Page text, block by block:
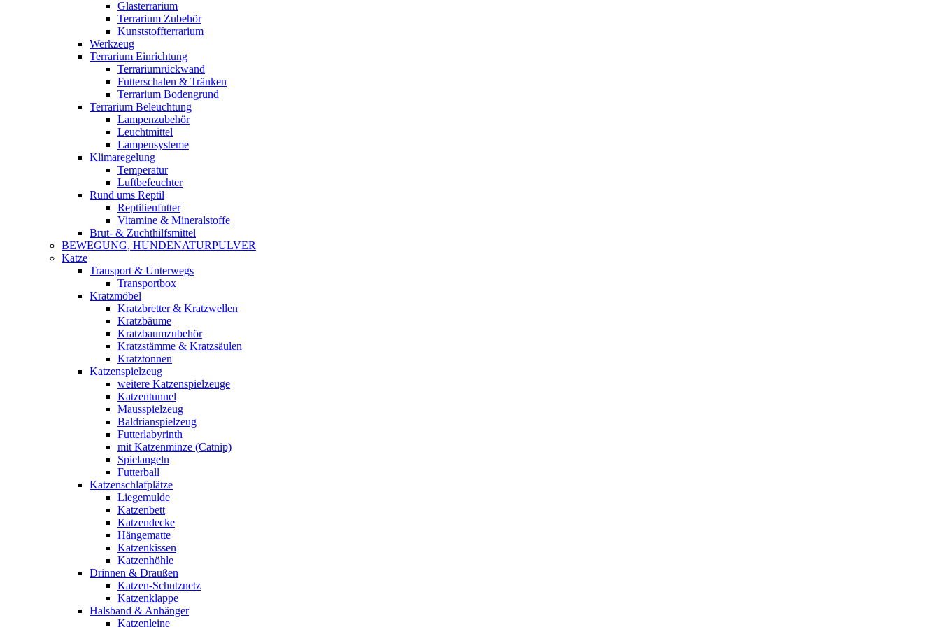
Glasterrarium
Terrarium Zubehör
Kunststoffterrarium
Werkzeug
Terrarium Einrichtung
Terrariumrückwand
Futterschalen & Tränken
Terrarium Bodengrund
Terrarium Beleuchtung
Lampenzubehör
Leuchtmittel
Lampensysteme
Klimaregelung
Temperatur
Luftbefeuchter
Rund ums Reptil
Reptilienfutter
Vitamine & Mineralstoffe
Brut- & Zuchthilfsmittel
BEWEGUNG, HUNDENATURPULVER
Katze
Transport & Unterwegs
Transportbox
Kratzmöbel
Kratzbretter & Kratzwellen
Kratzbäume
Kratzbaumzubehör
Kratzstämme & Kratzsäulen
Kratztonnen
Katzenspielzeug
weitere Katzenspielzeuge
Katzentunnel
Mausspielzeug
Baldrianspielzeug
Futterlabyrinth
mit Katzenminze (Catnip)
Spielangeln
Futterball
Katzenschlafplätze
Liegemulde
Katzenbett
Katzendecke
Hängematte
Katzenkissen
Katzenhöhle
Drinnen & Draußen
Katzen-Schutznetz
Katzenklappe
Halsband & Anhänger
Katzenleine